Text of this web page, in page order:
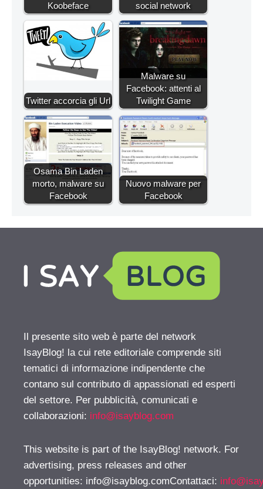
Koobeface
social network
Twitter accorcia gli Url
Malware su
Facebook: attenti al
Twilight Game
Osama Bin Laden
morto, malware su
Facebook
Nuovo malware per
Facebook
Il presente sito web è parte del network
IsayBlog! la cui rete editoriale comprende siti
tematici di informazione indipendente che
contano sul contributo di appassionati ed esperti
del settore. Per pubblicità, comunicati e
collaborazioni: info@isayblog.com
This website is part of the IsayBlog! network. For
advertising, press releases and other
opportunities: info@isayblog.comContattaci: